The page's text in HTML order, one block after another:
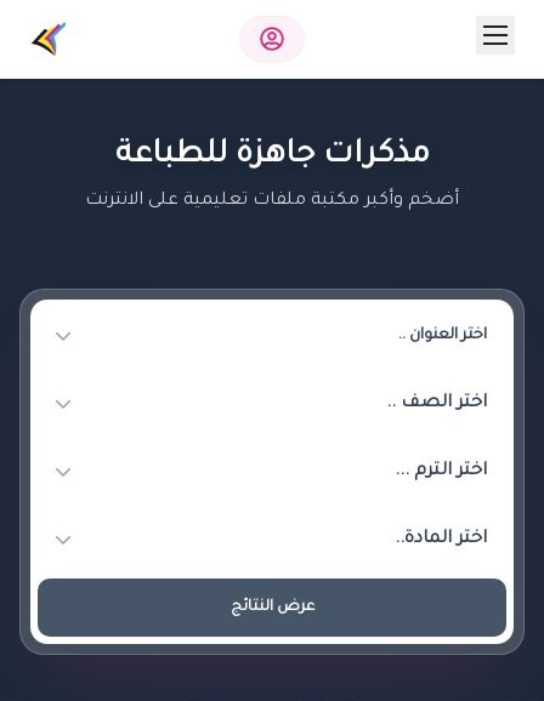
مذكرات جاهزة للطباعة
أضخم وأكبر مكتبة ملفات تعليمية على الانترنت
عرض النتائج